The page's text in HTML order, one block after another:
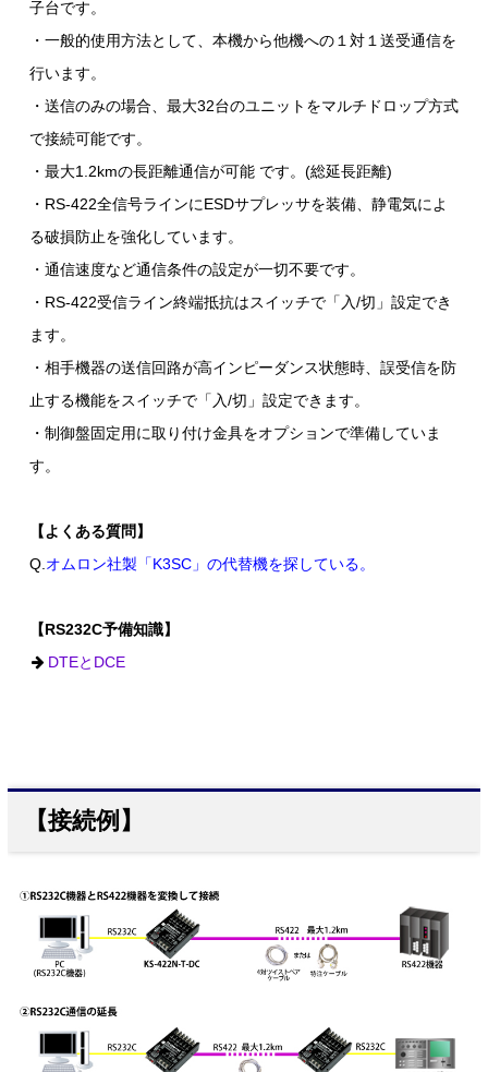
子台です。
・一般的使用方法として、本機から他機への１対１送受通信を
行います。
・送信のみの場合、最大32台のユニットをマルチドロップ方式
で接続可能です。
・最大1.2kmの長距離通信が可能 です。(総延長距離)
・RS-422全信号ラインにESDサプレッサを装備、静電気によ
る破損防止を強化しています。
・通信速度など通信条件の設定が一切不要です。
・RS-422受信ライン終端抵抗はスイッチで「入/切」設定でき
ます。
・相手機器の送信回路が高インピーダンス状態時、誤受信を防
止する機能をスイッチで「入/切」設定できます。
・制御盤固定用に取り付け金具をオプションで準備していま
す。
【よくある質問】
Q.オムロン社製「K3SC」の代替機を探している。
【RS232C予備知識】
DTEとDCE
【接続例】